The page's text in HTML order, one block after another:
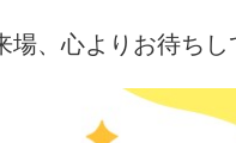
場、心よりお待ち